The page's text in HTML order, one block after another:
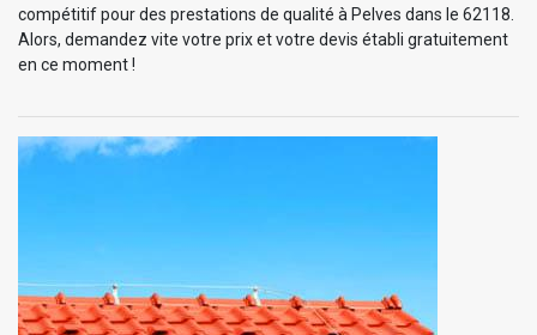
compétitif pour des prestations de qualité à Pelves dans le 62118.
Alors, demandez vite votre prix et votre devis établi gratuitement
en ce moment !